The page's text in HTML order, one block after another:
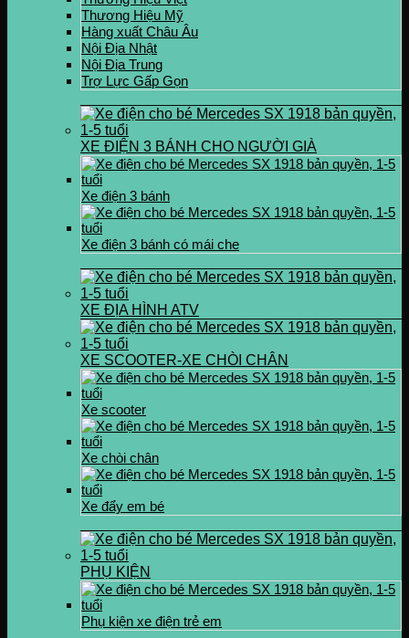
Thương Hiệu Mỹ
Hàng xuất Châu Âu
Nội Địa Nhật
Nội Địa Trung
Trợ Lực Gấp Gọn
XE ĐIỆN 3 BÁNH CHO NGƯỜI GIÀ
Xe điện 3 bánh
Xe điện 3 bánh có mái che
XE ĐỊA HÌNH ATV
XE SCOOTER-XE CHÒI CHÂN
Xe scooter
Xe chòi chân
Xe đẩy em bé
PHỤ KIỆN
Phụ kiện xe điện trẻ em